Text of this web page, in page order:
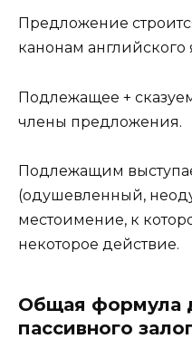
Предложение
канонам английского
Подлежащее +
члены предложения.
Подлежащим
(одушевленный,
местоимение, к
некоторое действие.
Общая формула
пассивного